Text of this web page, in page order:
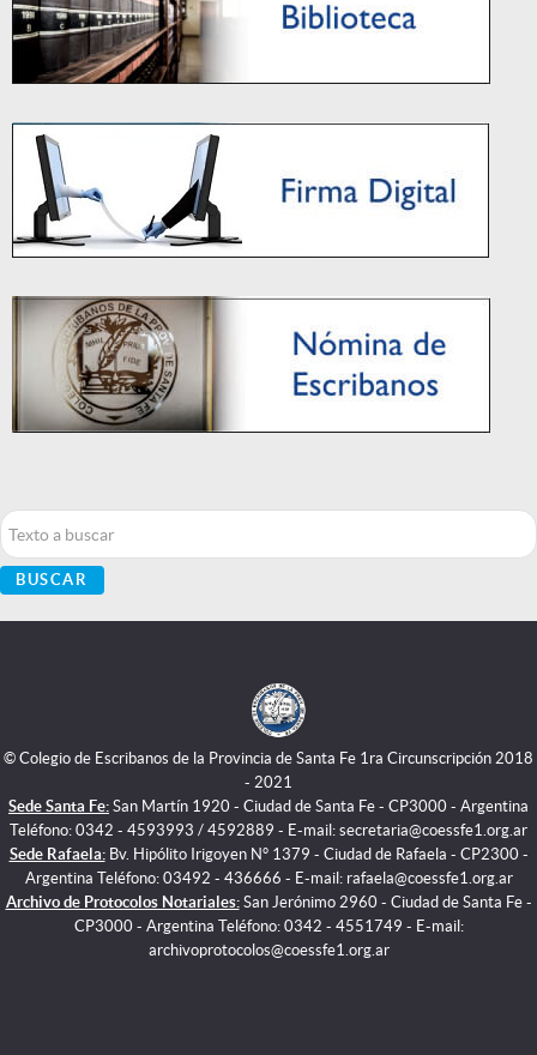
Buscar...
BUSCAR
© Colegio de Escribanos de la Provincia de Santa Fe 1ra Circunscripción 2018
- 2021
Sede Santa Fe: San Martín 1920 - Ciudad de Santa Fe - CP3000 - Argentina
Teléfono: 0342 - 4593993 / 4592889 - E-mail: secretaria@coessfe1.org.ar
Sede Rafaela:Bv. Hipólito Irigoyen N° 1379 - Ciudad de Rafaela - CP2300 -
Argentina Teléfono: 03492 - 436666 - E-mail: rafaela@coessfe1.org.ar
Archivo de Protocolos Notariales:San Jerónimo 2960 - Ciudad de Santa Fe -
CP3000 - Argentina Teléfono: 0342 - 4551749 - E-mail:
archivoprotocolos@coessfe1.org.ar